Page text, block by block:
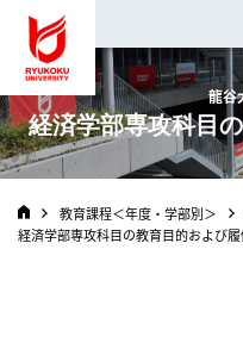
龍谷
経済学部専攻科目
教育課程＜年度・学部別＞
経済学部専攻科目の教育目的および